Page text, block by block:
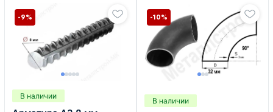
В наличии
-9%
В наличии
-10%